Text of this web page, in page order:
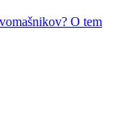
O tem